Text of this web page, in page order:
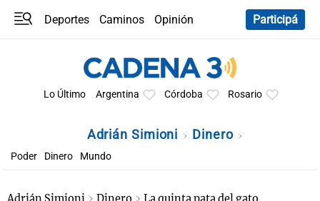
Deportes Caminos
Opinión
Participá
Lo Último Argentina Córdoba Rosario
Adrián Simioni Dinero
Poder Dinero Mundo